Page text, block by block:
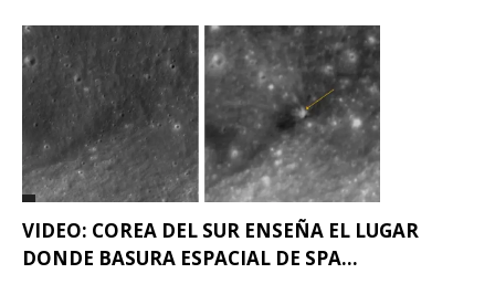
VIDEO: COREA DEL SUR ENSEÑA EL LUGAR
DONDE BASURA ESPACIAL DE SPA...